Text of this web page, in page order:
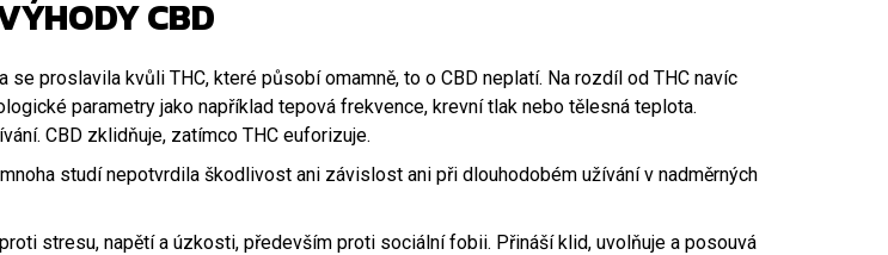
CBD
se proslavila kvůli THC, které působí omamně, to o CBD neplatí. Na rozdíl od THC navíc
parametry jako například tepová frekvence, krevní tlak nebo tělesná teplota.
CBD zklidňuje, zatímco THC euforizuje.
studí nepotvrdila škodlivost ani závislost ani při dlouhodobém užívání v nadměrných
stresu, napětí a úzkosti, především proti sociální fobii. Přináší klid, uvolňuje a posouvá